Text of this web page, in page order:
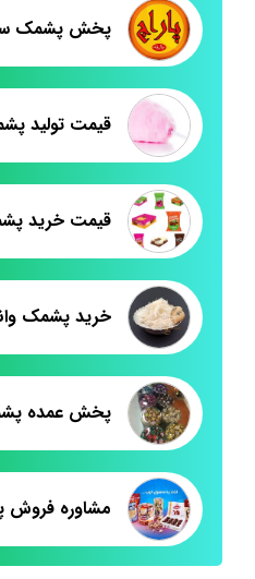
پخش پشمک
قیمت تولید
خرید پشمک
پخش عمده
مشاوره فروش